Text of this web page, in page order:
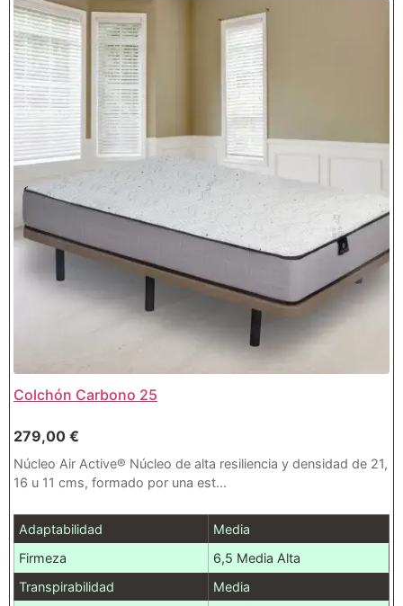
Colchón Carbono 25
279,00 €
Núcleo Air Active® Núcleo de alta resiliencia y densidad de 21,
16 u 11 cms, formado por una est...
Adaptabilidad
Media
Firmeza
6,5 Media Alta
Transpirabilidad
Media